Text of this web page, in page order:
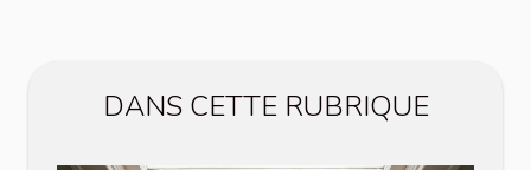
DANS CETTE RUBRIQUE